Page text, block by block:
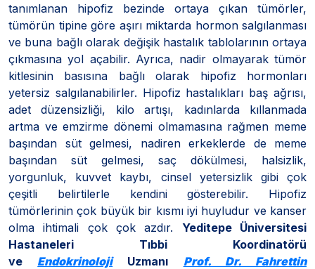
tanımlanan hipofiz bezinde ortaya çıkan tümörler,
tümörün tipine göre aşırı miktarda hormon salgılanması
ve buna bağlı olarak değişik hastalık tablolarının ortaya
çıkmasına yol açabilir. Ayrıca, nadir olmayarak tümör
kitlesinin basısına bağlı olarak hipofiz hormonları
yetersiz salgılanabilirler. Hipofiz hastalıkları baş ağrısı,
adet düzensizliği, kilo artışı, kadınlarda kıllanmada
artma ve emzirme dönemi olmamasına rağmen meme
başından süt gelmesi, nadiren erkeklerde de meme
başından süt gelmesi, saç dökülmesi, halsizlik,
yorgunluk, kuvvet kaybı, cinsel yetersizlik gibi çok
çeşitli belirtilerle kendini gösterebilir. Hipofiz
tümörlerinin çok büyük bir kısmı iyi huyludur ve kanser
olma ihtimali çok çok azdır. Yeditepe Üniversitesi
Hastaneleri Tıbbi Koordinatörü
ve EndokrinolojiUzmanı Prof. Dr. Fahrettin